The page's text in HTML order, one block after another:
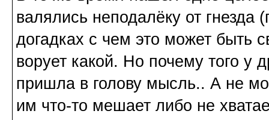
валялись неподалёку от
догадках с чем это может быть
ворует какой. Но почему того у
пришла в голову мысль.. А не
им что-то мешает либо не